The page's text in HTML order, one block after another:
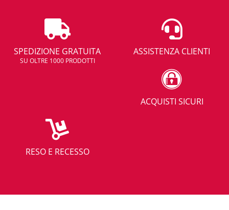
SPEDIZIONE GRATUITA
SU OLTRE 1000 PRODOTTI
ASSISTENZA CLIENTI
ACQUISTI SICURI
RESO E RECESSO